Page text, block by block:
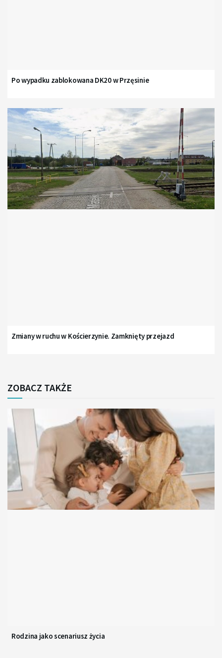
Po wypadku zablokowana DK20 w Przęsinie
Zmiany w ruchu w Kościerzynie. Zamknięty przejazd
ZOBACZ TAKŻE
Rodzina jako scenariusz życia